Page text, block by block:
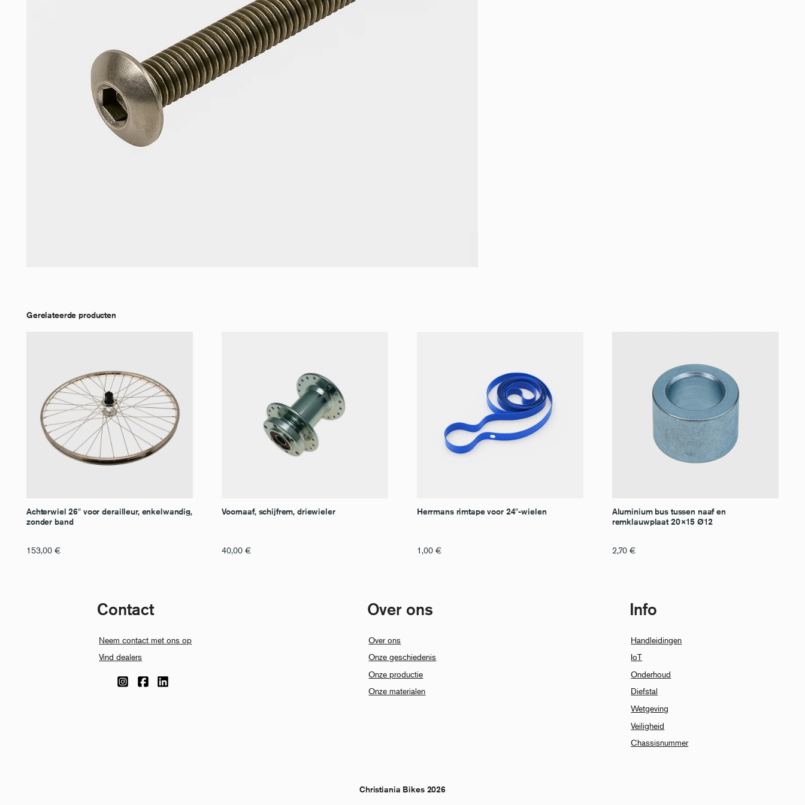
Gerelateerde producten
Achterwiel 26″ voor derailleur, enkelwandig,
zonder band
153,00 €
Voornaaf, schijfrem, driewieler
40,00 €
Herrmans rimtape voor 24″-wielen
1,00 €
Aluminium bus tussen naaf en
remklauwplaat 20×15 Ø12
2,70 €
Contact
Neem contact met ons op
Vind dealers
Over ons
Over ons
Onze geschiedenis
Onze productie
Onze materialen
Info
Handleidingen
IoT
Onderhoud
Diefstal
Wetgeving
Veiligheid
Chassisnummer
Christiania Bikes 2026